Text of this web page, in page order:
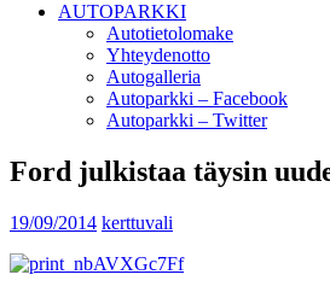
AUTOPARKKI
Autotietolomake
Yhteydenotto
Autogalleria
Autoparkki – Facebook
Autoparkki – Twitter
Ford julkistaa täysin
19/09/2014 kerttuvali